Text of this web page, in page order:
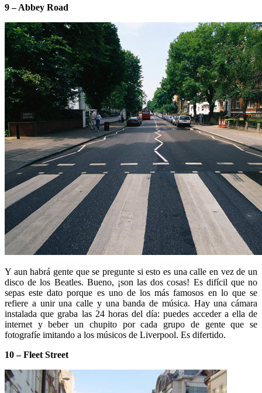
9 – Abbey Road
Y aun habrá gente que se pregunte si esto es una calle en vez de un
disco de los Beatles. Bueno, ¡son las dos cosas! Es difícil que no
sepas este dato porque es uno de los más famosos en lo que se
refiere a unir una calle y una banda de música. Hay una cámara
instalada que graba las 24 horas del día: puedes acceder a ella de
internet y beber un chupito por cada grupo de gente que se
fotografíe imitando a los músicos de Liverpool. Es difertido.
10 – Fleet Street